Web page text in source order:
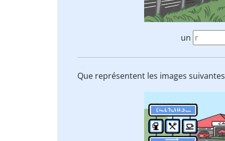
un
Que représentent les images